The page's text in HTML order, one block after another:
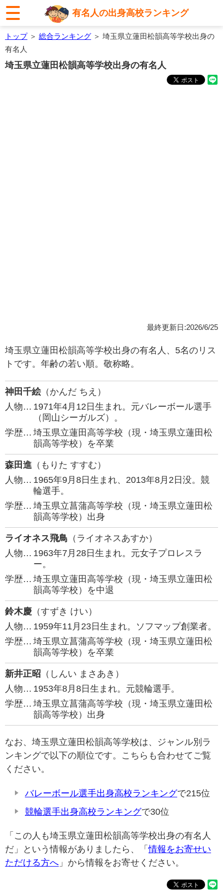
有名人の出身高校ランキング
トップ＞ 総合ランキング ＞ 埼玉県立蓮田松韻高等学校出身の
有名人
埼玉県立蓮田松韻高等学校出身の有名人
最終更新日:2026/6/25
埼玉県立蓮田松韻高等学校出身の有名人、5名のリス
トです。年齢の若い順。敬称略。
神田千絵（かんだ ちえ）
人物… 1971年4月12日生まれ。元バレーボール選手
（岡山シーガルズ）。
学歴… 埼玉県立蓮田高等学校（現・埼玉県立蓮田松
韻高等学校）を卒業
森田進 （もりた すすむ）
人物… 1965年9月8日生まれ、2013年8月2日没。競
輪選手。
学歴… 埼玉県立菖蒲高等学校（現・埼玉県立蓮田松
韻高等学校）出身
ライオネス飛鳥 （ライオネスあすか）
人物… 1963年7月28日生まれ。元女子プロレスラ
ー。
学歴… 埼玉県立蓮田高等学校（現・埼玉県立蓮田松
韻高等学校）を中退
鈴木慶 （すずき けい）
人物… 1959年11月23日生まれ。ソフマップ創業者。
学歴… 埼玉県立菖蒲高等学校（現・埼玉県立蓮田松
韻高等学校）を卒業
新井正昭 （しんい まさあき）
人物… 1953年8月8日生まれ。元競輪選手。
学歴… 埼玉県立菖蒲高等学校（現・埼玉県立蓮田松
韻高等学校）出身
なお、埼玉県立蓮田松韻高等学校は、ジャンル別ラ
ンキングで以下の順位です。こちらも合わせてご覧
ください。
バレーボール選手出身高校ランキングで215位
競輪選手出身高校ランキングで30位
「この人も埼玉県立蓮田松韻高等学校出身の有名人
だ」という情報がありましたら、「情報をお寄せい
ただける方へ 」から情報をお寄せください。